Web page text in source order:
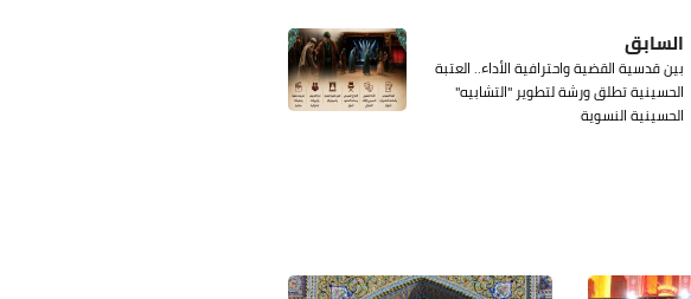
السابق
بين قدسية القضية واحترافية الأداء.. العتبة
الحسينية تطلق ورشة لتطوير "التشابيه"
الحسينية النسوية